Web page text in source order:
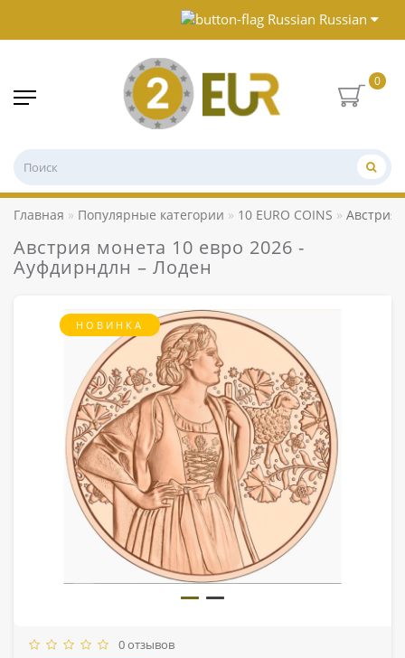
Russian
0
Главная Популярные категории 10 EURO COINS Австрия
Австрия монета 10 евро 2026 -
Ауфдирндлн – Лоден
НОВИНКА
0 отзывов